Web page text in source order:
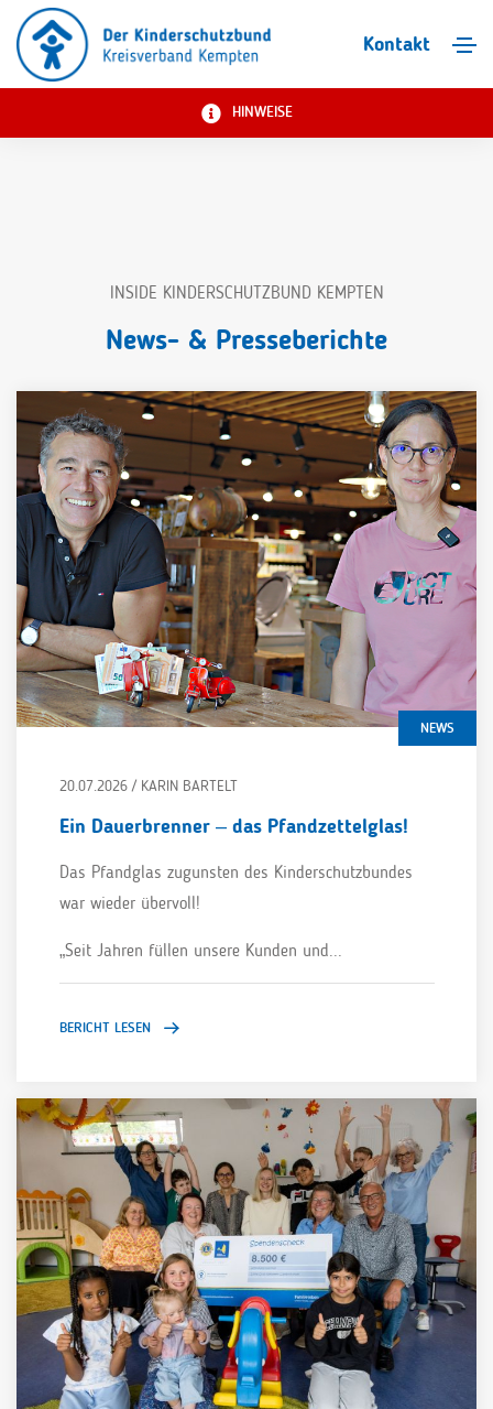
Kontakt
HINWEISE
INSIDE KINDERSCHUTZBUND KEMPTEN
News- & Presseberichte
NEWS
20.07.2026 / KARIN BARTELT
Ein Dauerbrenner – das Pfandzettelglas!
Das Pfandglas zugunsten des Kinderschutzbundes
war wieder übervoll!
„Seit Jahren füllen unsere Kunden und...
BERICHT LESEN